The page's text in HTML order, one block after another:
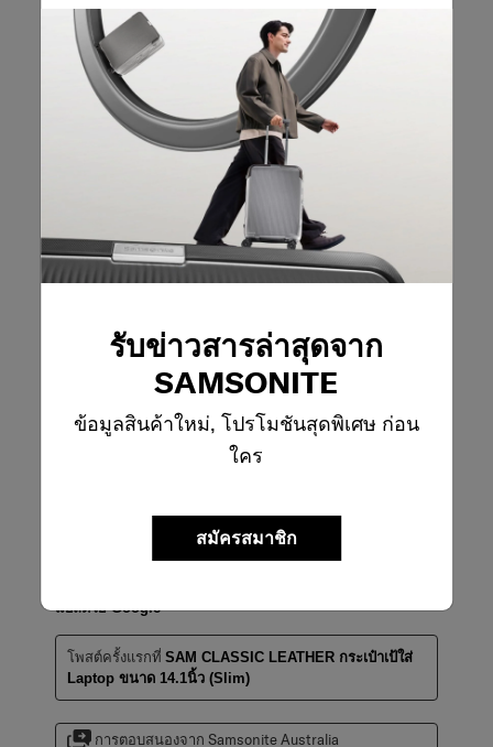
รับข่าวสารล่าสุดจาก
SAMSONITE
ข้อมูลสินค้าใหม่, โปรโมชันสุดพิเศษ ก่อน
ใคร
สมัครสมาชิก
วิจารณ์
Cait
8 เดือนที่แล้ว
Great for carrying essentials like lap top
แปลด้วย Google
SAM CLASSIC LEATHER กระเป๋าเป้ใส่
Laptop ขนาด 14.1นิ้ว (slim)
การตอบสนองจาก Samsonite Australia
6 เดือนที่แล้ว
Backpack fits seamlessly into your everyday! - The
Samsonite Team
I would buy this product again.
Very stylish which is what I wanted and perfect size not
แปลด้วย Google
โพสต์ครั้งแรกที่ SAM CLASSIC LEATHER กระเป๋าเป้ใส่
Laptop ขนาด 14.1นิ้ว (slim)
การตอบสนองจาก Samsonite Australia